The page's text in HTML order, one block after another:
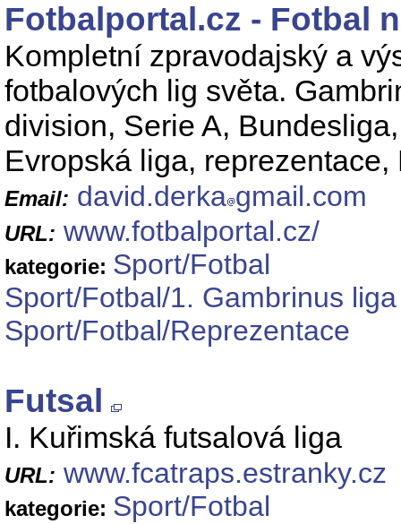
Fotbalportal.cz - Fotbal
Kompletní zpravodajský a
fotbalových lig světa.
division, Serie A,
Evropská liga,
Email: david.derka gmail.com
URL: www.fotbalportal.cz/
kategorie: Sport/Fotbal
Sport/Fotbal/1. Gambrinus liga
Sport/Fotbal/Reprezentace
Futsal
I. Kuřimská futsalová liga
URL: www.fcatraps.estranky.cz
kategorie: Sport/Fotbal